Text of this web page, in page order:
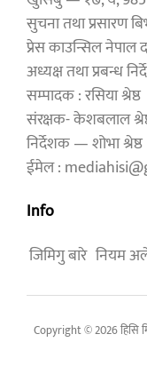
सुचना तथा प्रसारण
प्रेस काउन्सिल नेपाल
अध्यक्ष तथा प्रबन्ध
सम्पादक : रसिया श्रेष्ठ
संरक्षक- केशबलाल
निर्देशक — शोभा श्रेष्ठ
ईमेल :
Info
जिमिगु बारे नियम
Copyright © 2026 हिसि